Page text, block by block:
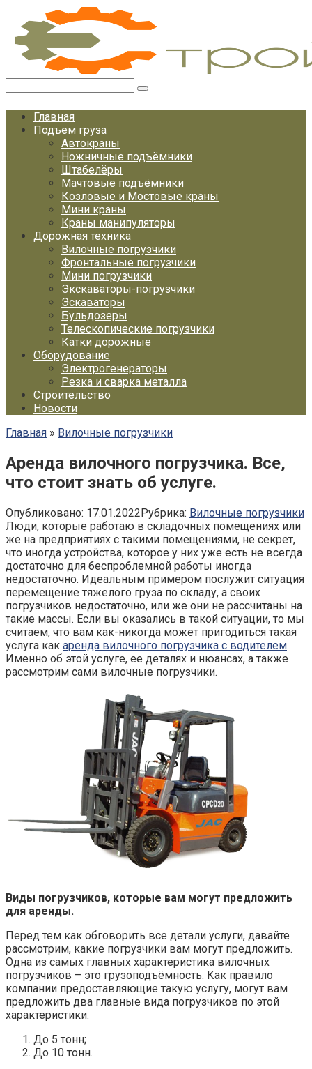
Перейти
контенту
Главная
Подъем груза
Автокраны
Ножничные подъёмники
Штабелёры
Мачтовые подъёмники
Козловые и Мостовые краны
Мини краны
Краны манипуляторы
Дорожная техника
Вилочные погрузчики
Фронтальные погрузчики
Мини погрузчики
Экскаваторы-погрузчики
Эскаваторы
Бульдозеры
Телескопические погрузчики
Катки дорожные
Оборудование
Электрогенераторы
Резка и сварка металла
Строительство
Новости
Главная » Вилочные погрузчики
Аренда вилочного погрузчика. Все,
что стоит знать об услуге.
Опубликовано: 17.01.2022Рубрика: Вилочные погрузчики
Люди, которые работаю в складочных помещениях или
же на предприятиях с такими помещениями, не секрет,
что иногда устройства, которое у них уже есть не всегда
достаточно для беспроблемной работы иногда
недостаточно. Идеальным примером послужит ситуация
перемещение тяжелого груза по складу, а своих
погрузчиков недостаточно, или же они не рассчитаны на
такие массы. Если вы оказались в такой ситуации, то мы
считаем, что вам как-никогда может пригодиться такая
услуга как аренда вилочного погрузчика с водителем.
Именно об этой услуге, ее деталях и нюансах, а также
рассмотрим сами вилочные погрузчики.
Виды погрузчиков, которые вам могут предложить
для аренды.
Перед тем как обговорить все детали услуги, давайте
рассмотрим, какие погрузчики вам могут предложить.
Одна из самых главных характеристика вилочных
погрузчиков – это грузоподъёмность. Как правило
компании предоставляющие такую услугу, могут вам
предложить два главные вида погрузчиков по этой
характеристики:
До 5 тонн;
До 10 тонн.